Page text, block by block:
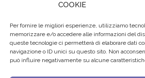
COOKIE
Per fornire le migliori esperienze, utilizziamo
memorizzare e/o accedere alle informazioni del
queste tecnologie ci permetterà di elaborare dati
navigazione o ID unici su questo sito. Non
può influire negativamente su alcune
secsolutionforum 2026: è Bologna la
Padre Benanti: «Intelligenza
algoritmi del potere serve una